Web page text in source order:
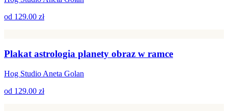
od 129.00 zł
Plakat astrologia planety obraz w ramce
Hog Studio Aneta Golan
od 129.00 zł